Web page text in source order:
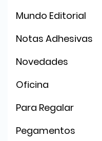
Mundo Editorial
Notas Adhesivas
Novedades
Oficina
Para Regalar
Pegamentos